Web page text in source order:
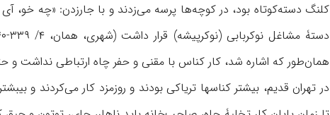
کلنگ دسته‌کوتاه بود، در کوچه‌ها پرسه می‌زدند و با جارزدن: «چه خو،
همان‌طور که اشاره شد، کار کناس با مقنی و حفر چاه ارتباطی نداشت
در تهران قدیم، بیشتر کناسها تریاکی بودند و روزمزد کار می‌کردند و